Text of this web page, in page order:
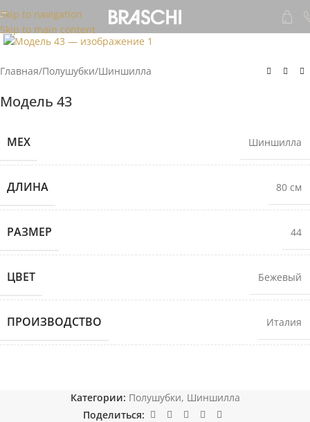
Skip to navigation
Skip to main content
Главная/Полушубки/Шиншилла
Модель 43
МЕХ Шиншилла
ДЛИНА 80 см
РАЗМЕР 44
ЦВЕТ Бежевый
ПРОИЗВОДСТВО Италия
Категории: Полушубки, Шиншилла
Поделиться: